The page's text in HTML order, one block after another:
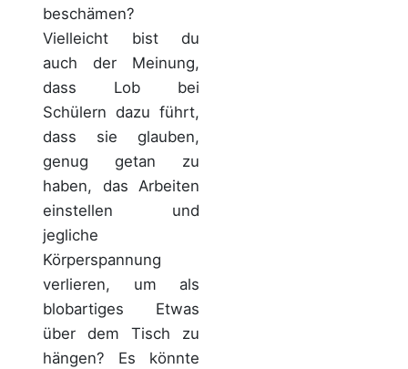
beschämen?
Vielleicht bist du
auch der Meinung,
dass Lob bei
Schülern dazu führt,
dass sie glauben,
genug getan zu
haben, das Arbeiten
einstellen und
jegliche
Körperspannung
verlieren, um als
blobartiges Etwas
über dem Tisch zu
hängen? Es könnte